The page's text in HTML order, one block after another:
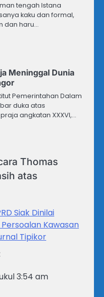
tengah Istana
kaku dan formal,
dan haru…
Meninggal Dunia
Pemerintahan Dalam
duka atas
angkatan XXXVI,…
Thomas
atas
Siak Dinilai
Kawasan
Tipikor
3:54 am